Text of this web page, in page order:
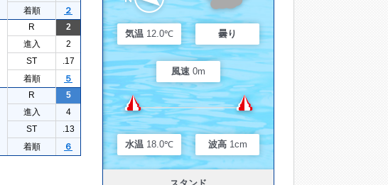
着順
２
R
2
進入
2
ST
.17
着順
５
R
5
進入
4
ST
.13
着順
６
気温 12.0℃ 曇り
風速 0m
水温 18.0℃ 波高 1cm